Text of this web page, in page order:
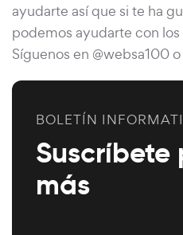
ayudarte así que si te ha
podemos ayudarte con
Síguenos en @websa100
BOLETÍN
Suscríbete
más